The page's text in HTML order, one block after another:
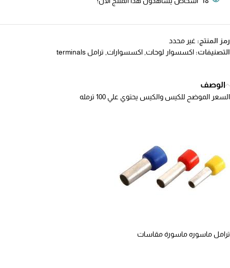
رمز المنتج: غير محدد
التصنيفات: اكسسوار لوحات اكسسوارات ترامل terminals
الوصف
السعر الموضح للكيس والكيس يحتوي علي 100 ترمله
ترامل ماسوره ماسورة مقاسات